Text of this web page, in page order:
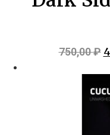
750,00₽